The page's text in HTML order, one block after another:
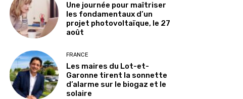
Une journée pour maîtriser
les fondamentaux d’un
projet photovoltaïque, le 27
août
FRANCE
Les maires du Lot-et-
Garonne tirent la sonnette
d’alarme sur le biogaz et le
solaire